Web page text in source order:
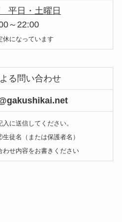
平日・土曜日
～22:00
休になっています
る問い合わせ
に送信してください。
名（または保護者名）
せ内容をお書きください